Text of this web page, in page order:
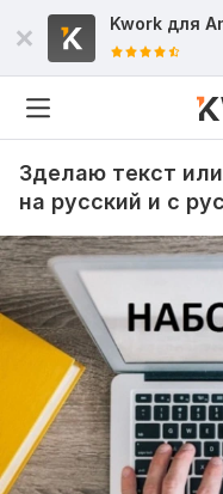
Kwork для
Зделаю текст
на русский и с